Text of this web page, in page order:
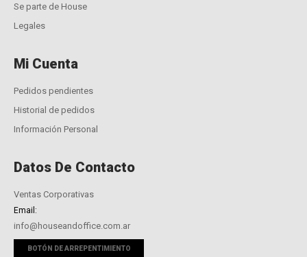
Se parte de House
Legales
Mi Cuenta
Pedidos pendientes
Historial de pedidos
Información Personal
Datos De Contacto
Ventas Corporativas
Email:
info@houseandoffice.com.ar
BOTÓN DE ARREPENTIMIENTO